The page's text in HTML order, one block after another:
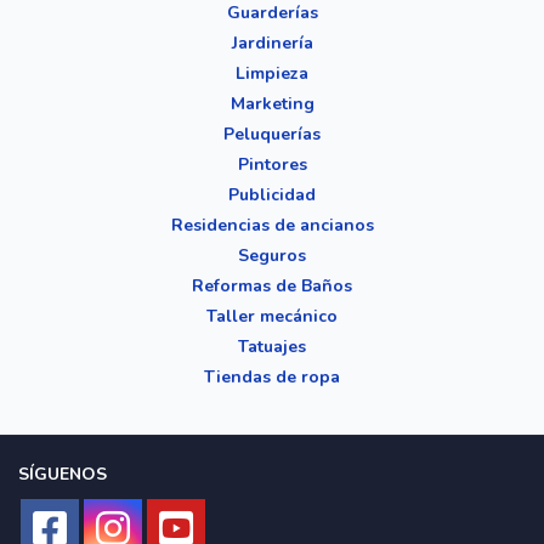
Guarderías
Jardinería
Limpieza
Marketing
Peluquerías
Pintores
Publicidad
Residencias de ancianos
Seguros
Reformas de Baños
Taller mecánico
Tatuajes
Tiendas de ropa
SÍGUENOS